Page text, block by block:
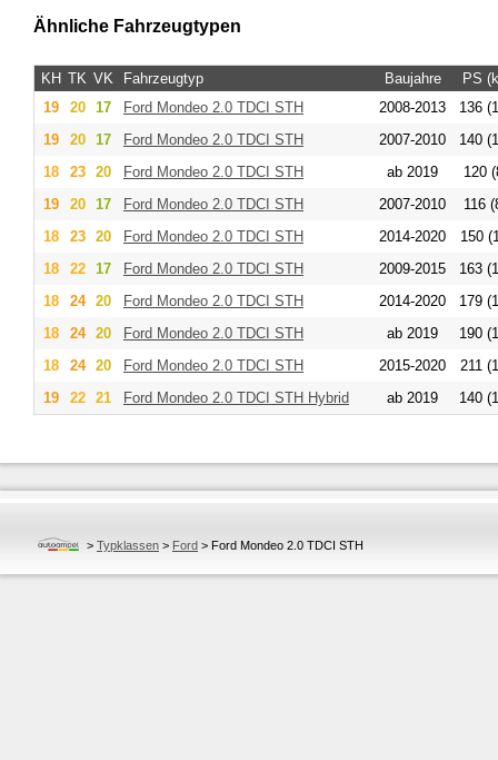
Ähnliche Fahrzeugtypen
KH TK VK Fahrzeugtyp Baujahre
PS
19
20 17 Ford Mondeo 2.0 TDCI STH 2008-2013
136
19
20 17 Ford Mondeo 2.0 TDCI STH 2007-2010
140
18
23 20 Ford Mondeo 2.0 TDCI STH ab 2019
120
19
20 17 Ford Mondeo 2.0 TDCI STH 2007-2010
116
18
23 20 Ford Mondeo 2.0 TDCI STH 2014-2020
150
18
22 17 Ford Mondeo 2.0 TDCI STH 2009-2015
163
18
24 20 Ford Mondeo 2.0 TDCI STH 2014-2020
179
18
24 20 Ford Mondeo 2.0 TDCI STH ab 2019
190
18
24 20 Ford Mondeo 2.0 TDCI STH 2015-2020
211
19
22 21 Ford Mondeo 2.0 TDCI STH Hybrid ab 2019 140
> Typklassen > Ford > Ford Mondeo 2.0 TDCI STH